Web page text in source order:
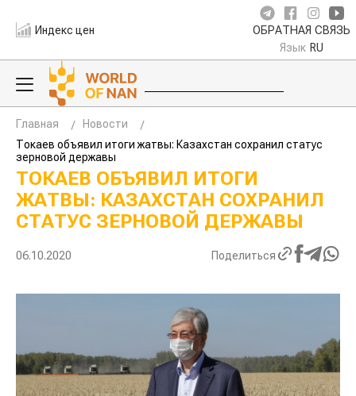
Индекс цен ОБРАТНАЯ СВЯЗЬ
Язык RU
Главная
Новости
Токаев объявил итоги жатвы: Казахстан сохранил статус
зерновой державы
ТОКАЕВ ОБЪЯВИЛ ИТОГИ
ЖАТВЫ: КАЗАХСТАН СОХРАНИЛ
СТАТУС ЗЕРНОВОЙ ДЕРЖАВЫ
06.10.2020 Поделиться